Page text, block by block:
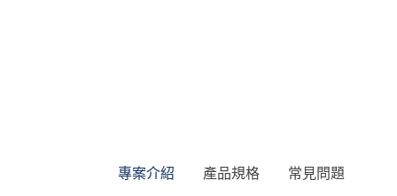
專案介紹 產品規格 常見問題